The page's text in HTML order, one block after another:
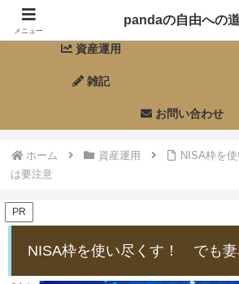
資産運用
雑記
お問い合わせ
ホーム 資産運用
NISA枠を
は要注意
PR
NISA枠を使い尽くす！ でも
メニュー
pandaの自由への